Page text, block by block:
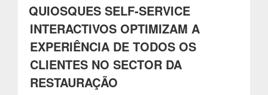
a
Passageiros
em
Tempo
Real
(RTPI)
na
EM
QUIOSQUES SELF-SERVICE
INTERACTIVOS OPTIMIZAM A
EXPERIÊNCIA DE TODOS OS
CLIENTES NO SECTOR DA
RESTAURAÇÃO